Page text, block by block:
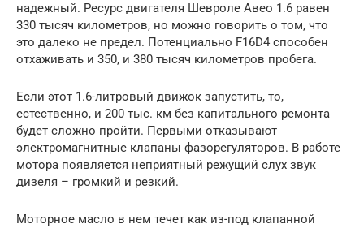
надежный. Ресурс двигателя Шевроле Авео 1.6 равен
330 тысяч километров, но можно говорить о том, что
это далеко не предел. Потенциально F16D4 способен
отхаживать и 350, и 380 тысяч километров пробега.
Если этот 1.6-литровый движок запустить, то,
естественно, и 200 тыс. км без капитального ремонта
будет сложно пройти. Первыми отказывают
электромагнитные клапаны фазорегуляторов. В работе
мотора появляется неприятный режущий слух звук
дизеля – громкий и резкий.
Моторное масло в нем течет как из-под клапанной